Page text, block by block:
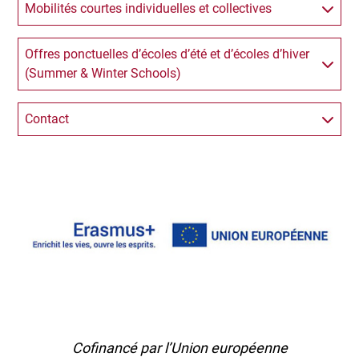
Mobilités courtes individuelles et collectives
Offres ponctuelles d’écoles d’été et d’écoles d’hiver
(Summer & Winter Schools)
Contact
Cofinancé par l’Union européenne